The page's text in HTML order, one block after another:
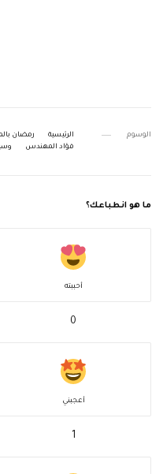
الوسوم الرئيسية رمضان
فؤاد المهندس
ما هو انطباعك؟
أحببته
0
أعجبني
1